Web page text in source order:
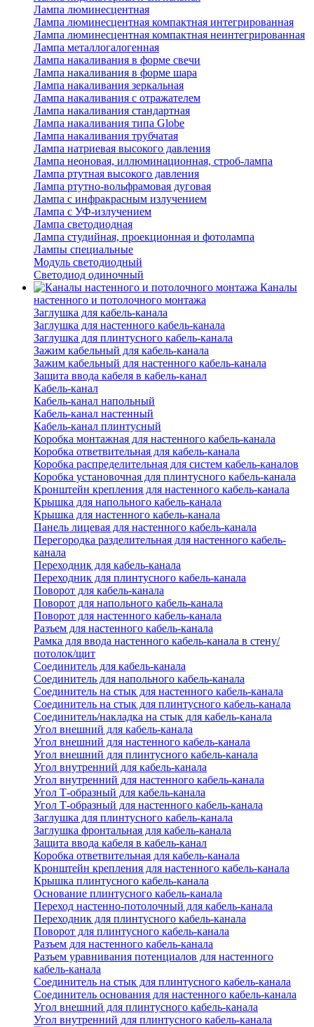
Лампа люминесцентная
Лампа люминесцентная компактная интегрированная
Лампа люминесцентная компактная неинтегрированная
Лампа металлогалогенная
Лампа накаливания в форме свечи
Лампа накаливания в форме шара
Лампа накаливания зеркальная
Лампа накаливания с отражателем
Лампа накаливания стандартная
Лампа накаливания типа Globe
Лампа накаливания трубчатая
Лампа натриевая высокого давления
Лампа неоновая, иллюминационная, строб-лампа
Лампа ртутная высокого давления
Лампа ртутно-вольфрамовая дуговая
Лампа с инфракрасным излучением
Лампа с УФ-излучением
Лампа светодиодная
Лампа студийная, проекционная и фотолампа
Лампы специальные
Модуль светодиодный
Светодиод одиночный
Каналы
настенного и потолочного монтажа
Заглушка для кабель-канала
Заглушка для настенного кабель-канала
Заглушка для плинтусного кабель-канала
Зажим кабельный для кабель-канала
Зажим кабельный для настенного кабель-канала
Защита ввода кабеля в кабель-канал
Кабель-канал
Кабель-канал напольный
Кабель-канал настенный
Кабель-канал плинтусный
Коробка монтажная для настенного кабель-канала
Коробка ответвительная для кабель-канала
Коробка распределительная для систем кабель-каналов
Коробка установочная для плинтусного кабель-канала
Кронштейн крепления для настенного кабель-канала
Крышка для напольного кабель-канала
Крышка для настенного кабель-канала
Панель лицевая для настенного кабель-канала
Перегородка разделительная для настенного кабель-
канала
Переходник для кабель-канала
Переходник для плинтусного кабель-канала
Поворот для кабель-канала
Поворот для напольного кабель-канала
Поворот для настенного кабель-канала
Разъем для настенного кабель-канала
Рамка для ввода настенного кабель-канала в стену/
потолок/щит
Соединитель для кабель-канала
Соединитель для напольного кабель-канала
Соединитель на стык для настенного кабель-канала
Соединитель на стык для плинтусного кабель-канала
Соединитель/накладка на стык для кабель-канала
Угол внешний для кабель-канала
Угол внешний для настенного кабель-канала
Угол внешний для плинтусного кабель-канала
Угол внутренний для кабель-канала
Угол внутренний для настенного кабель-канала
Угол Т-образный для кабель-канала
Угол Т-образный для настенного кабель-канала
Заглушка для плинтусного кабель-канала
Заглушка фронтальная для кабель-канала
Защита ввода кабеля в кабель-канал
Коробка ответвительная для кабель-канала
Кронштейн крепления для настенного кабель-канала
Крышка плинтусного кабель-канала
Основание плинтусного кабель-канала
Переход настенно-потолочный для кабель-канала
Переходник для плинтусного кабель-канала
Поворот для плинтусного кабель-канала
Разъем для настенного кабель-канала
Разъем уравнивания потенциалов для настенного
кабель-канала
Соединитель на стык для плинтусного кабель-канала
Соединитель основания для настенного кабель-канала
Угол внешний для плинтусного кабель-канала
Угол внутренний для плинтусного кабель-канала